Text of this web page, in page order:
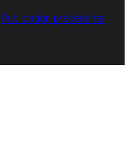
Publication précédente